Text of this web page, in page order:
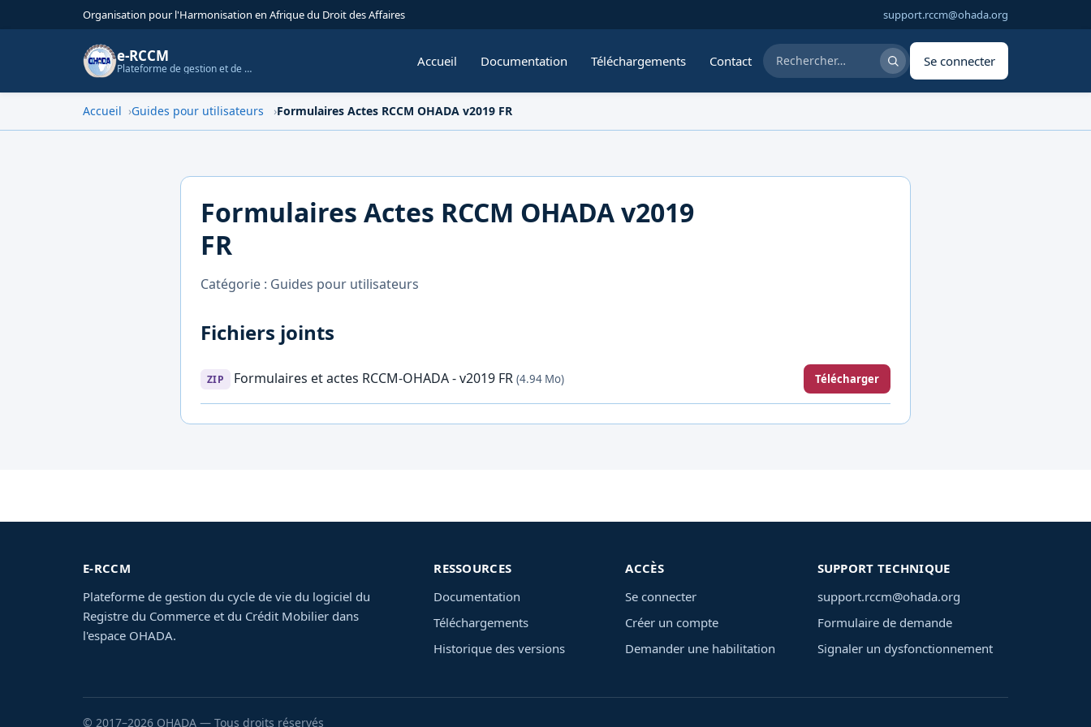
Organisation pour l'Harmonisation en Afrique du Droit des Affaires support.rccm@ohada.org
e-RCCM
Plateforme de gestion et de documentation du logiciel RCCM-OHADA Accueil Documentation Téléchargements Contact Rechercher dans la documentation
Se connecter
Accueil Guides pour utilisateurs Formulaires Actes RCCM OHADA v2019 FR
Formulaires Actes RCCM OHADA v2019
FR
Catégorie : Guides pour utilisateurs
Fichiers joints
ZIP Formulaires et actes RCCM-OHADA - v2019 FR(4.94 Mo) Télécharger
E-RCCM
Plateforme de gestion du cycle de vie du logiciel du
Registre du Commerce et du Crédit Mobilier dans
l'espace OHADA.
RESSOURCES
Documentation
Téléchargements
Historique des versions
ACCÈS
Se connecter
Créer un compte
Demander une habilitation
SUPPORT TECHNIQUE
support.rccm@ohada.org
Formulaire de demande
Signaler un dysfonctionnement
© 2017–2026 OHADA — Tous droits réservés